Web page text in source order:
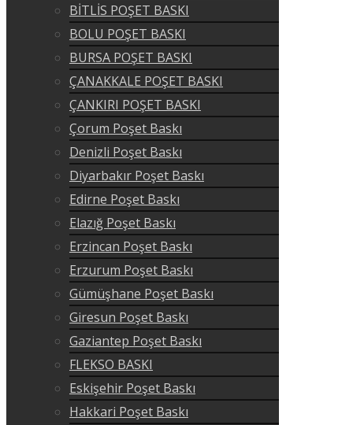
BİTLİS POŞET BASKI
BOLU POŞET BASKI
BURSA POŞET BASKI
ÇANAKKALE POŞET BASKI
ÇANKIRI POŞET BASKI
Çorum Poşet Baskı
Denizli Poşet Baskı
Diyarbakır Poşet Baskı
Edirne Poşet Baskı
Elazığ Poşet Baskı
Erzincan Poşet Baskı
Erzurum Poşet Baskı
Gümüşhane Poşet Baskı
Giresun Poşet Baskı
Gaziantep Poşet Baskı
FLEKSO BASKI
Eskişehir Poşet Baskı
Hakkari Poşet Baskı